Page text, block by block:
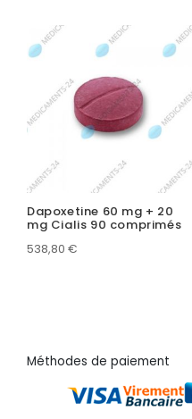
Dapoxetine 60 mg + 20
mg Cialis 90 comprimés
538,80 €
Méthodes de paiement